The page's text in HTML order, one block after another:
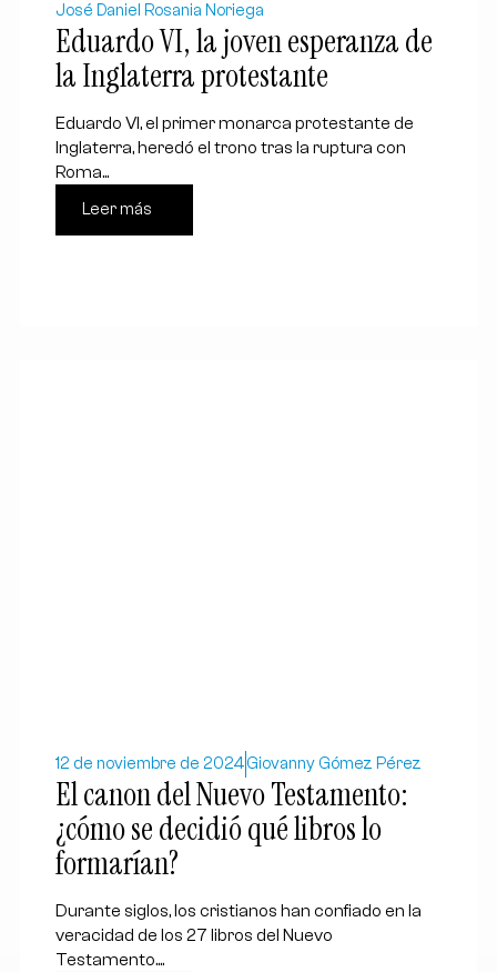
José Daniel Rosania Noriega
Eduardo VI, la joven esperanza de
la Inglaterra protestante
Eduardo VI, el primer monarca protestante de
Inglaterra, heredó el trono tras la ruptura con
Roma...
Leer más
12 de noviembre de 2024Giovanny Gómez Pérez
El canon del Nuevo Testamento:
¿cómo se decidió qué libros lo
formarían?
Durante siglos, los cristianos han confiado en la
veracidad de los 27 libros del Nuevo
Testamento....